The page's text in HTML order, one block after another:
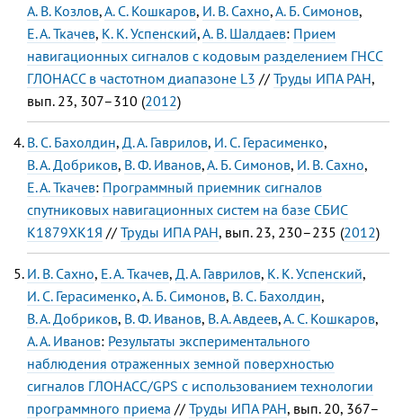
А. В. Козлов,А. С. Кошкаров, И. В. Сахно,А. Б. Симонов,
Е. А. Ткачев, К. К. Успенский,А. В. Шалдаев: Прием
навигационных сигналов с кодовым разделением ГНСС
ГЛОНАСС в частотном диапазоне L3 // Труды ИПА РАН,
вып. 23, 307–310 (2012)
В. С. Бахолдин, Д. А. Гаврилов, И. С. Герасименко,
В. А. Добриков, В. Ф. Иванов,А. Б. Симонов, И. В. Сахно,
Е. А. Ткачев: Программный приемник сигналов
спутниковых навигационных систем на базе СБИС
К1879ХК1Я // Труды ИПА РАН, вып. 23, 230–235 (2012)
И. В. Сахно, Е. А. Ткачев, Д. А. Гаврилов, К. К. Успенский,
И. С. Герасименко,А. Б. Симонов, В. С. Бахолдин,
В. А. Добриков, В. Ф. Иванов, В. А. Авдеев,А. С. Кошкаров,
А. А. Иванов: Результаты экспериментального
наблюдения отраженных земной поверхностью
сигналов ГЛОНАСС/GPS с использованием технологии
программного приема // Труды ИПА РАН, вып. 20, 367–